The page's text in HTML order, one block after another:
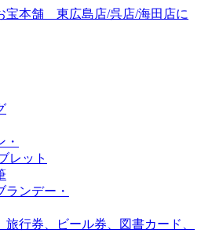
・
レット
ランデー・
旅行券、ビール券、図書カード、